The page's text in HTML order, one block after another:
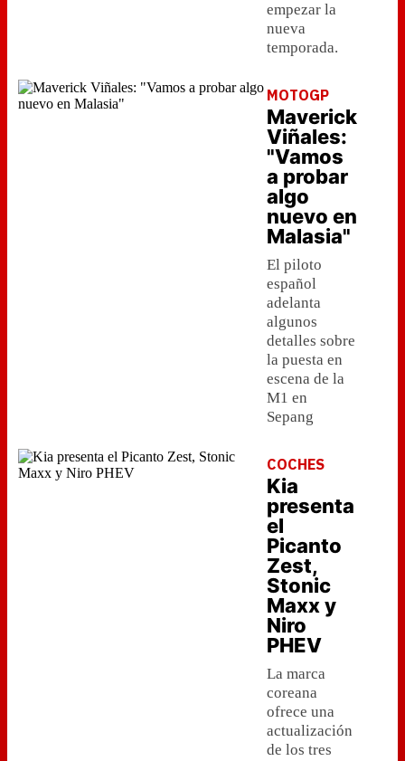
empezar la
nueva
temporada.
MOTOGP
Maverick
Viñales:
"Vamos
a probar
algo
nuevo en
Malasia"
El piloto
español
adelanta
algunos
detalles sobre
la puesta en
escena de la
M1 en
Sepang
COCHES
Kia
presenta
el
Picanto
Zest,
Stonic
Maxx y
Niro
PHEV
La marca
coreana
ofrece una
actualización
de los tres